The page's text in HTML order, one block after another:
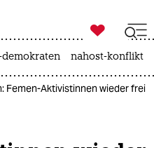

taz zahl ich
demokraten nahost-konflikt
Femen-Aktivistinnen wieder frei